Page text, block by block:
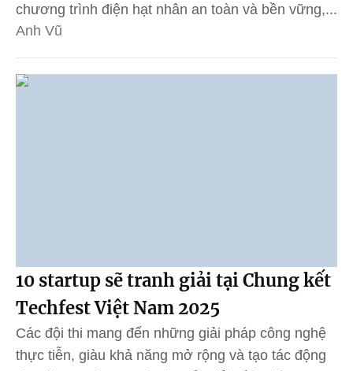
chương trình điện hạt nhân an toàn và bền vững,...
Anh Vũ
10 startup sẽ tranh giải tại Chung kết
Techfest Việt Nam 2025
Các đội thi mang đến những giải pháp công nghệ
thực tiễn, giàu khả năng mở rộng và tạo tác động